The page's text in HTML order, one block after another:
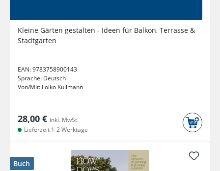
Kleine Gärten gestalten - Ideen für Balkon, Terrasse &
Stadtgarten
EAN:9783758900143
Sprache: Deutsch
Von/Mit: Folko Kullmann
28,00 € inkl. MwSt.
Lieferzeit 1-2 Werktage
Buch